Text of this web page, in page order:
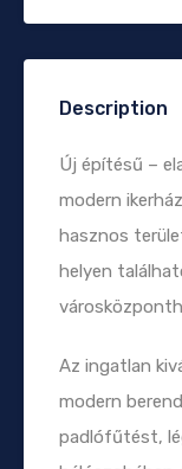
Description
Új építésű –
modern
hasznos
helyen
Az ingatlan
modern
padlófűtést,